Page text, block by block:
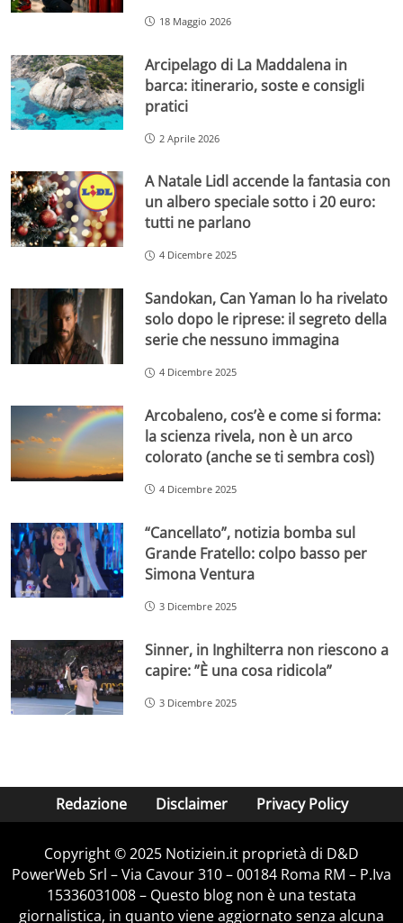
18 Maggio 2026
Arcipelago di La Maddalena in
barca: itinerario, soste e consigli
pratici
2 Aprile 2026
A Natale Lidl accende la fantasia con
un albero speciale sotto i 20 euro:
tutti ne parlano
4 Dicembre 2025
Sandokan, Can Yaman lo ha rivelato
solo dopo le riprese: il segreto della
serie che nessuno immagina
4 Dicembre 2025
Arcobaleno, cos’è e come si forma:
la scienza rivela, non è un arco
colorato (anche se ti sembra così)
4 Dicembre 2025
“Cancellato”, notizia bomba sul
Grande Fratello: colpo basso per
Simona Ventura
3 Dicembre 2025
Sinner, in Inghilterra non riescono a
capire: ”È una cosa ridicola”
3 Dicembre 2025
Redazione Disclaimer Privacy Policy
Copyright © 2025 Notiziein.it proprietà di D&D
PowerWeb Srl – Via Cavour 310 – 00184 Roma RM – P.Iva
15336031008 – Questo blog non è una testata
giornalistica, in quanto viene aggiornato senza alcuna